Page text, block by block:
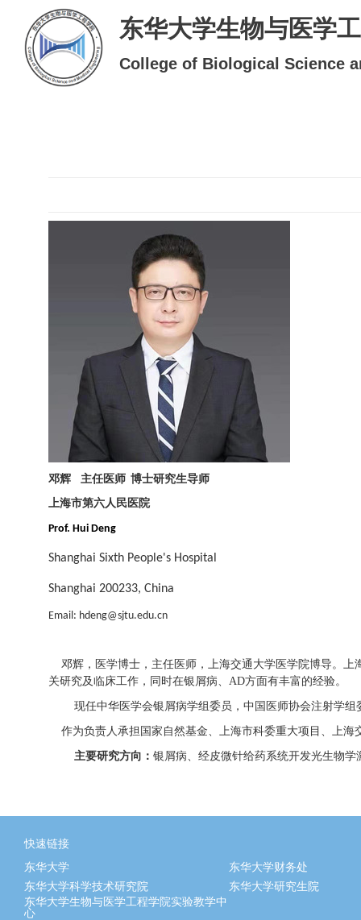
东华大学生物与医学
College of Biological Science
邓辉 主任医师 博士研究生导师
上海市第六人民医院
Prof. Hui Deng
Shanghai Sixth People's Hospital
Shanghai 200233, China
Email: hdeng@sjtu.edu.cn
邓辉，医学博士，主任医师，上海交通大学医学院博导。上
关研究及临床工作，同时在银屑病、 AD方面有丰富的经验。
现任中华医学会银屑病学组委员，中国医师协会注射学
作为负责人承担国家自然基金、上海市科委重大项目、上海
主要研究方向： 银屑病、经皮微针给药系统开发光生物学
快速链接
东华大学
东华大学财务处
东华大学科学技术研究院
东华大学研究生院
东华大学生物与医学工程学院实验教学中
心